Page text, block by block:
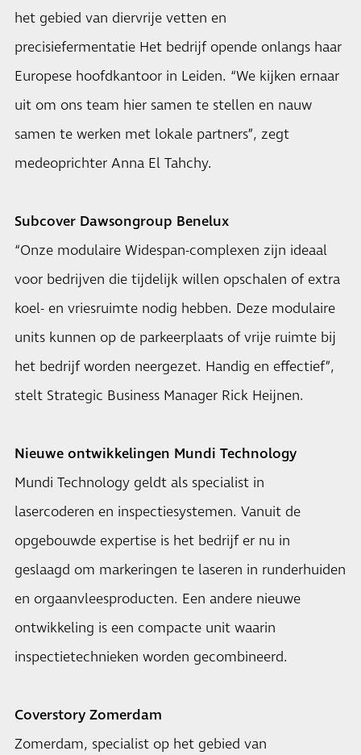
het gebied van diervrije vetten en
precisiefermentatie Het bedrijf opende onlangs haar
Europese hoofdkantoor in Leiden. “We kijken ernaar
uit om ons team hier samen te stellen en nauw
samen te werken met lokale partners”, zegt
medeoprichter Anna El Tahchy.
Subcover Dawsongroup Benelux
“Onze modulaire Widespan-complexen zijn ideaal
voor bedrijven die tijdelijk willen opschalen of extra
koel- en vriesruimte nodig hebben. Deze modulaire
units kunnen op de parkeerplaats of vrije ruimte bij
het bedrijf worden neergezet. Handig en effectief”,
stelt Strategic Business Manager Rick Heijnen.
Nieuwe ontwikkelingen Mundi Technology
Mundi Technology geldt als specialist in
lasercoderen en inspectiesystemen. Vanuit de
opgebouwde expertise is het bedrijf er nu in
geslaagd om markeringen te laseren in runderhuiden
en orgaanvleesproducten. Een andere nieuwe
ontwikkeling is een compacte unit waarin
inspectietechnieken worden gecombineerd.
Coverstory Zomerdam
Zomerdam, specialist op het gebied van